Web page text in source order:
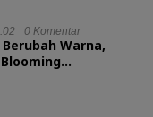
0 Komentar
Warna,